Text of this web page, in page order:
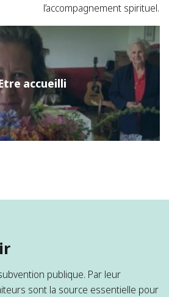
l’accompagnement spirituel.
accueilli
publique. Par leur
sont la source essentielle pour